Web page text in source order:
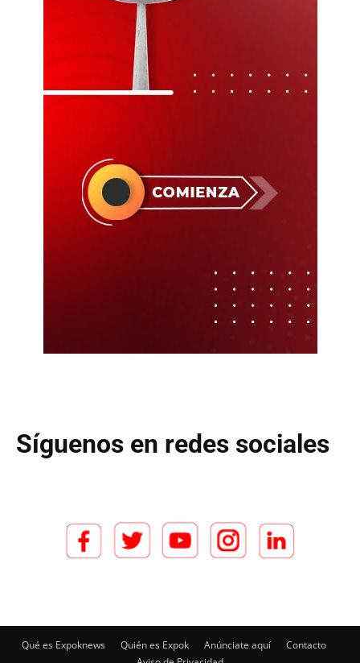
Síguenos en redes sociales
Qué es Expoknews Quién es Expok Anúnciate aquí
Contacto